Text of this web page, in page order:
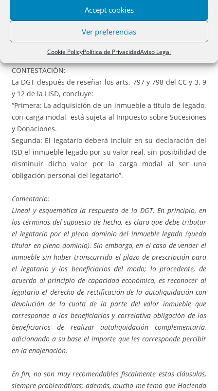
Accept cookies
Ver preferencias
Cookie PolicyPolítica de PrivacidadAviso Legal
partes entre cinco herederos (el consultante y cuatro
hermanos más).
CONTESTACIÓN:
La DGT después de reseñar los arts. 797 y 798 del CC y 3, 9
y 12 de la LISD, concluye:
“Primera: La adquisición de un inmueble a título de legado,
con carga modal, está sujeta al Impuesto sobre Sucesiones
y Donaciones.
Segunda: El legatario deberá incluir en su declaración del
ISD el inmueble legado por su valor real, sin posibilidad de
disminuir dicho valor por la carga modal al ser una
obligación personal del legatario”.
Comentario:
Lineal y esquemática la respuesta de la DGT. En principio, en
los términos del supuesto de hecho, es claro que debe tributar
el legatario por el pleno dominio del inmueble legado (queda
titular en pleno dominio). Sin embargo, en el caso de vender el
inmueble sin haber transcurrido el plazo de prescripción para
el legatario y los beneficiarios del modo; lo procedente, de
acuerdo al principio de capacidad económica, es reconocer al
legatario el derecho de rectificación de la autoliquidación con
devolución de la cuota de la parte del valor inmueble que
corresponde a los beneficiarios y correlativa obligación de los
beneficiarios de realizar autoliquidación complementaria,
adicionando a su base el importe que les corresponde percibir
en la enajenación.
En fin, no son muy recomendables fiscalmente estas cláusulas,
siempre problemáticas; además, mucho me temo que Hacienda